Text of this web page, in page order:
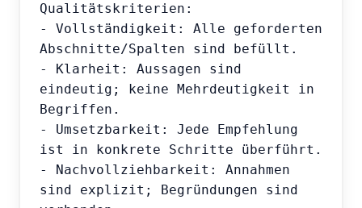
Qualitätskriterien:
- Vollständigkeit: Alle geforderten
Abschnitte/Spalten sind befüllt.
- Klarheit: Aussagen sind
eindeutig; keine Mehrdeutigkeit in
Begriffen.
- Umsetzbarkeit: Jede Empfehlung
ist in konkrete Schritte überführt.
- Nachvollziehbarkeit: Annahmen
sind explizit; Begründungen sind